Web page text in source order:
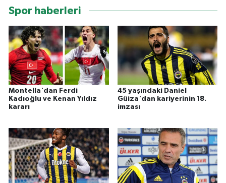
Spor haberleri
Montella'dan Ferdi
Kadıoğlu ve Kenan Yıldız
kararı
45 yaşındaki Daniel
Güiza'dan kariyerinin 18.
imzası